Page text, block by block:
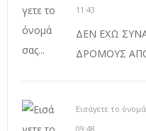
11:43
ΔΕΝ ΕΧΩ
ΔΡΟΜΟΥΣ
Εισάγετε το
09:48